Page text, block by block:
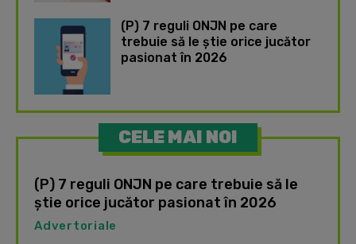
(P) 7 reguli ONJN pe care
trebuie să le știe orice jucător
pasionat în 2026
CELE MAI NOI
(P) 7 reguli ONJN pe care trebuie să le
știe orice jucător pasionat în 2026
Advertoriale